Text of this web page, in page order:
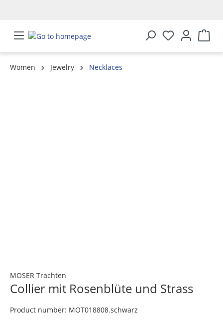
Women Jewelry
Necklaces
MOSER Trachten
Collier mit Rosenblüte und Strass
Product number: MOT018808.schwarz